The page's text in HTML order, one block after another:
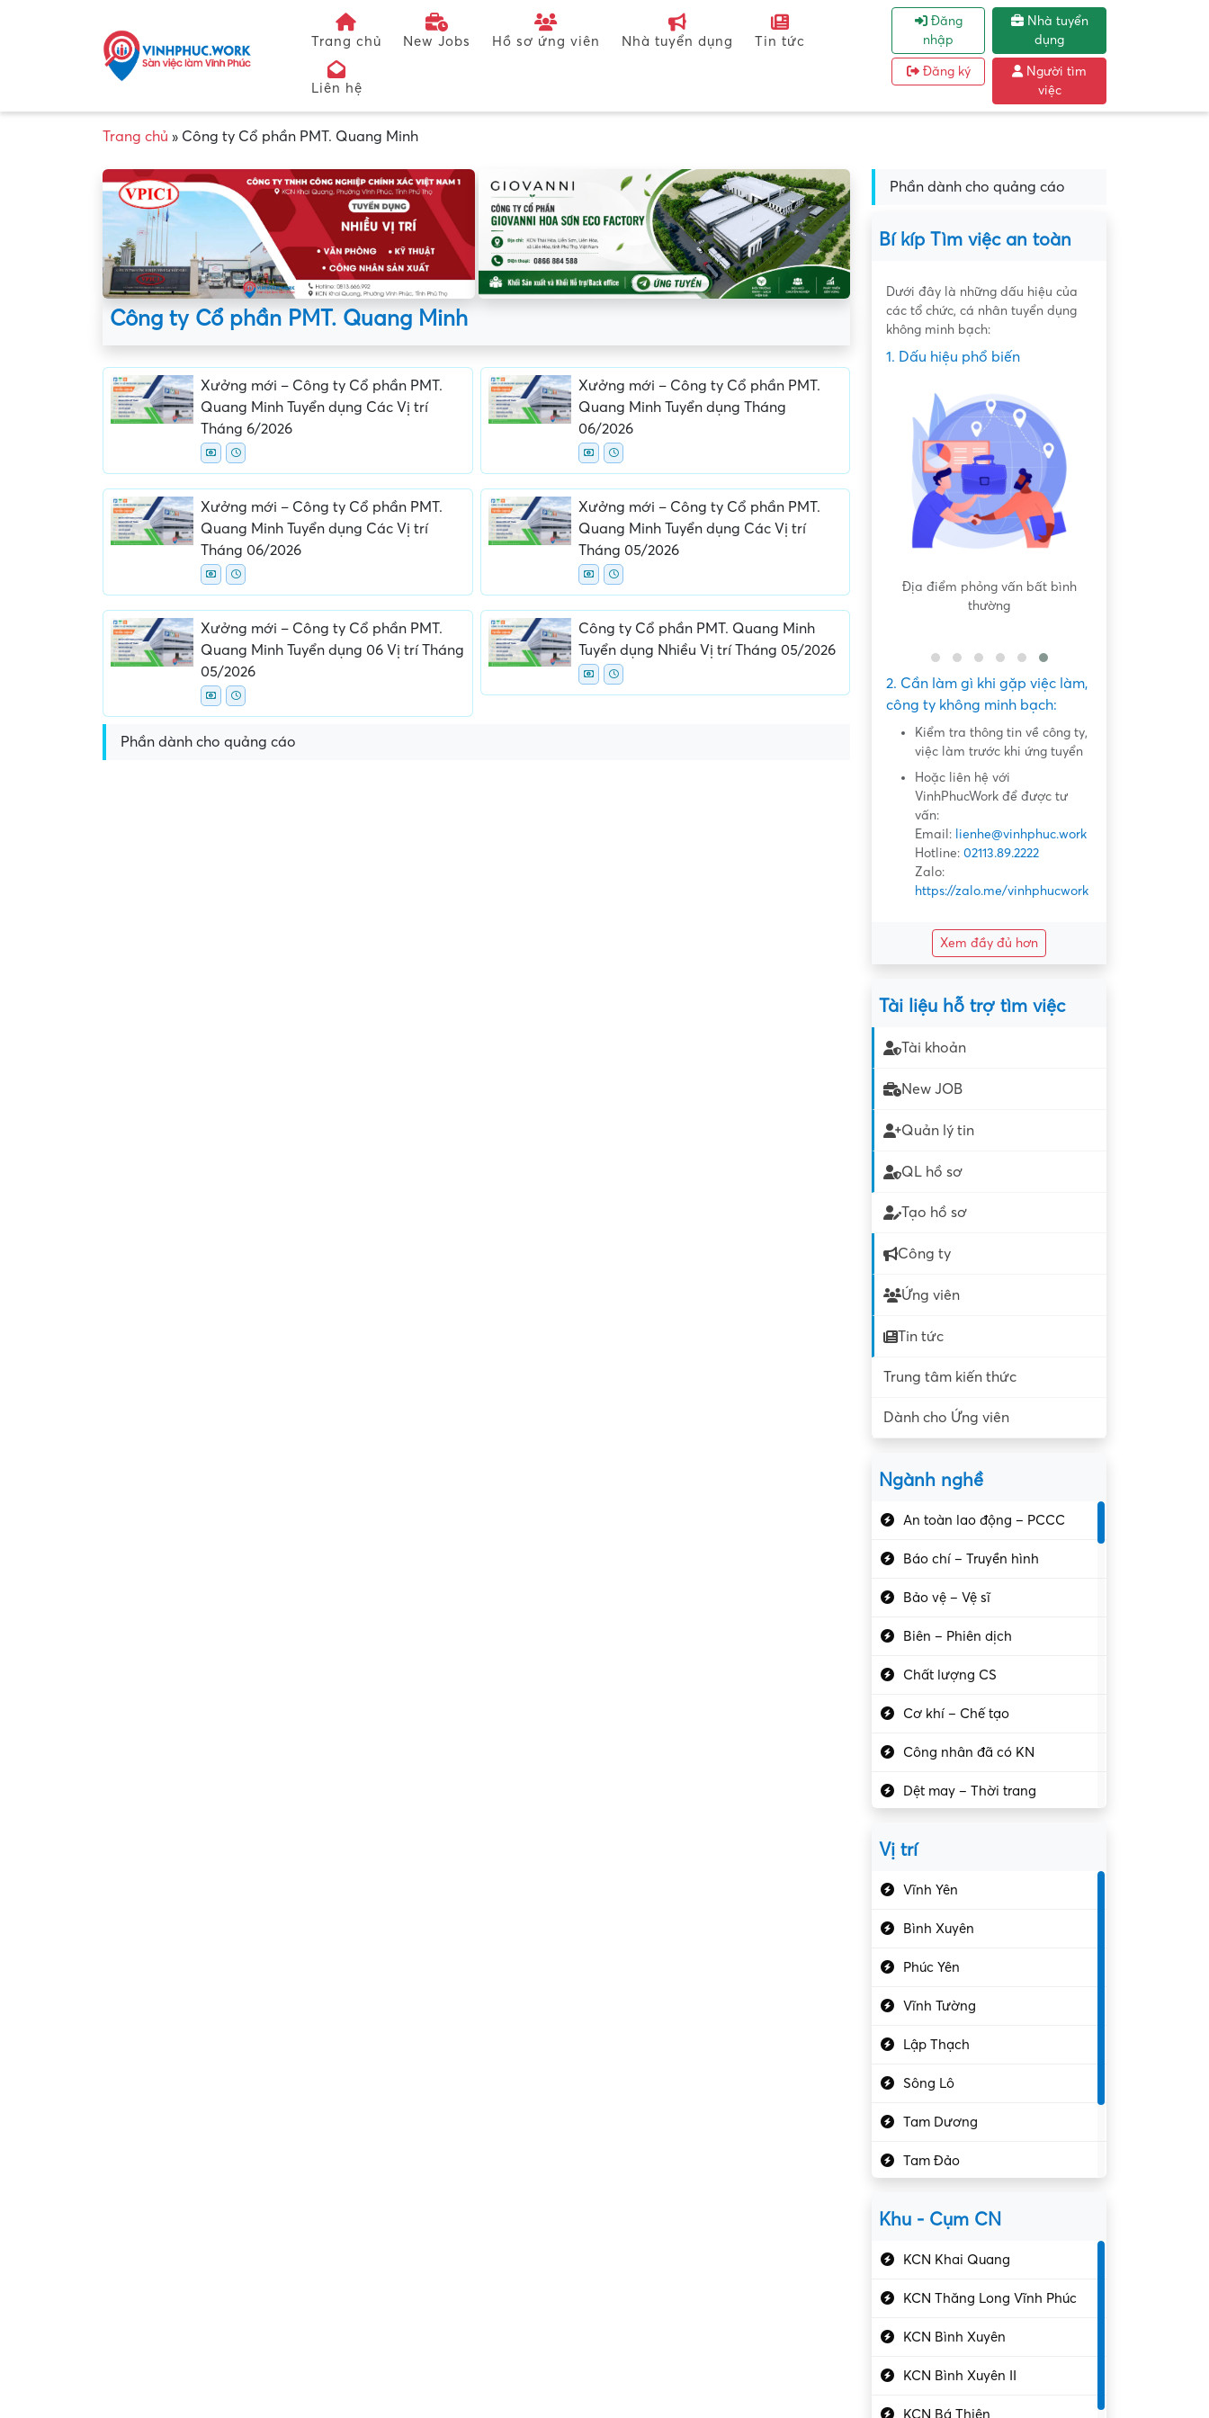
Trang chủ New Jobs Hồ sơ ứng viên Nhà tuyển dụng Tin tức
Liên hệ
Đăng
nhập
Đăng ký
Nhà tuyển
dụng
Người tìm
việc
Trang chủ » Công ty Cổ phần PMT. Quang Minh
Công ty Cổ phần PMT. Quang Minh
Xưởng mới – Công ty Cổ phần PMT.
Quang Minh Tuyển dụng Các Vị trí
Tháng 6/2026
Xưởng mới – Công ty Cổ phần PMT.
Quang Minh Tuyển dụng Tháng
06/2026
Xưởng mới – Công ty Cổ phần PMT.
Quang Minh Tuyển dụng Các Vị trí
Tháng 06/2026
Xưởng mới – Công ty Cổ phần PMT.
Quang Minh Tuyển dụng Các Vị trí
Tháng 05/2026
Xưởng mới – Công ty Cổ phần PMT.
Quang Minh Tuyển dụng 06 Vị trí Tháng
05/2026
Công ty Cổ phần PMT. Quang Minh
Tuyển dụng Nhiều Vị trí Tháng 05/2026
Phần dành cho quảng cáo
Phần dành cho quảng cáo
Bí kíp Tìm việc an toàn
Dưới đây là những dấu hiệu của
các tổ chức, cá nhân tuyển dụng
không minh bạch:
1. Dấu hiệu phổ biến
Yêu cầu ký kết giấy tờ không rõ
Nội dung mô tả công việc sơ sài,
không đồng nhất với công việc
2. Cần làm gì khi gặp việc làm,
công ty không minh bạch:
Kiểm tra thông tin về công ty,
việc làm trước khi ứng tuyển
Hoặc liên hệ với
VinhPhucWork để được tư
vấn:
Email: lienhe@vinhphuc.work
Hotline: 02113.89.2222
Zalo:
https://zalo.me/vinhphucwork
Xem đầy đủ hơn
Tài liệu hỗ trợ tìm việc
Tài khoản
New JOB
Quản lý tin
QL hồ sơ
Tạo hồ sơ
Công ty
Ứng viên
Tin tức
Trung tâm kiến thức
Dành cho Ứng viên
Ngành nghề
An toàn lao động – PCCC
Báo chí – Truyền hình
Bảo vệ – Vệ sĩ
Biên – Phiên dịch
Chất lượng CS
Cơ khí – Chế tạo
Công nhân đã có KN
Dệt may – Thời trang
Kiểm soát chất lượng
Kỹ sư cơ khí
Kỹ sư điện
Kỹ thuật cao
Kỹ thuật mạng – IT
Làm bán thời gian
Lao động phổ thông
Vị trí
Vĩnh Yên
Bình Xuyên
Phúc Yên
Vĩnh Tường
Lập Thạch
Sông Lô
Tam Dương
Tam Đảo
Khu - Cụm CN
KCN Khai Quang
KCN Thăng Long Vĩnh Phúc
KCN Bình Xuyên
KCN Bình Xuyên II
KCN Bá Thiện